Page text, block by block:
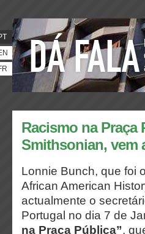
Racismo na
Smithsonian, vem
Lonnie Bunch, que foi
African American
actualmente o
Portugal no dia 7 de
na Praça Pública”,